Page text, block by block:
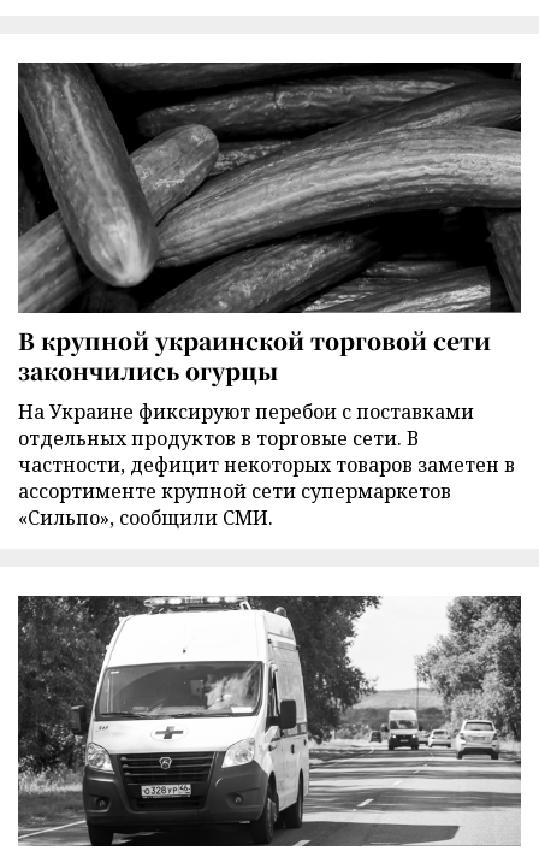
В крупной украинской торговой сети
закончились огурцы
На Украине фиксируют перебои с поставками
отдельных продуктов в торговые сети. В
частности, дефицит некоторых товаров заметен в
ассортименте крупной сети супермаркетов
«Сильпо», сообщили СМИ.